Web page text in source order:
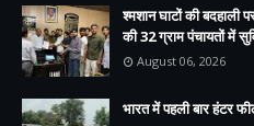
श्मशान घाटों की बदहाली
की 32 ग्राम पंचायतों में
August 06, 2026
भारत में पहली बार हंटर